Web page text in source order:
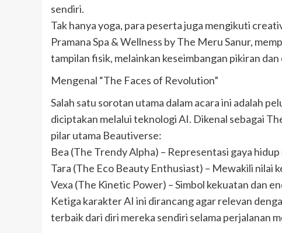
sendiri.
Tak hanya yoga, para peserta juga mengikuti
Pramana Spa & Wellness by The Meru Sanur,
tampilan fisik, melainkan keseimbangan pikiran dan
Mengenal “The Faces of Revolution”
Salah satu sorotan utama dalam acara ini adalah
diciptakan melalui teknologi AI. Dikenal sebagai
pilar utama Beautiverse:
Bea (The Trendy Alpha) – Representasi gaya
Tara (The Eco Beauty Enthusiast) – Mewakili nilai
Vexa (The Kinetic Power) – Simbol kekuatan dan
Ketiga karakter AI ini dirancang agar relevan
terbaik dari diri mereka sendiri selama perjalanan